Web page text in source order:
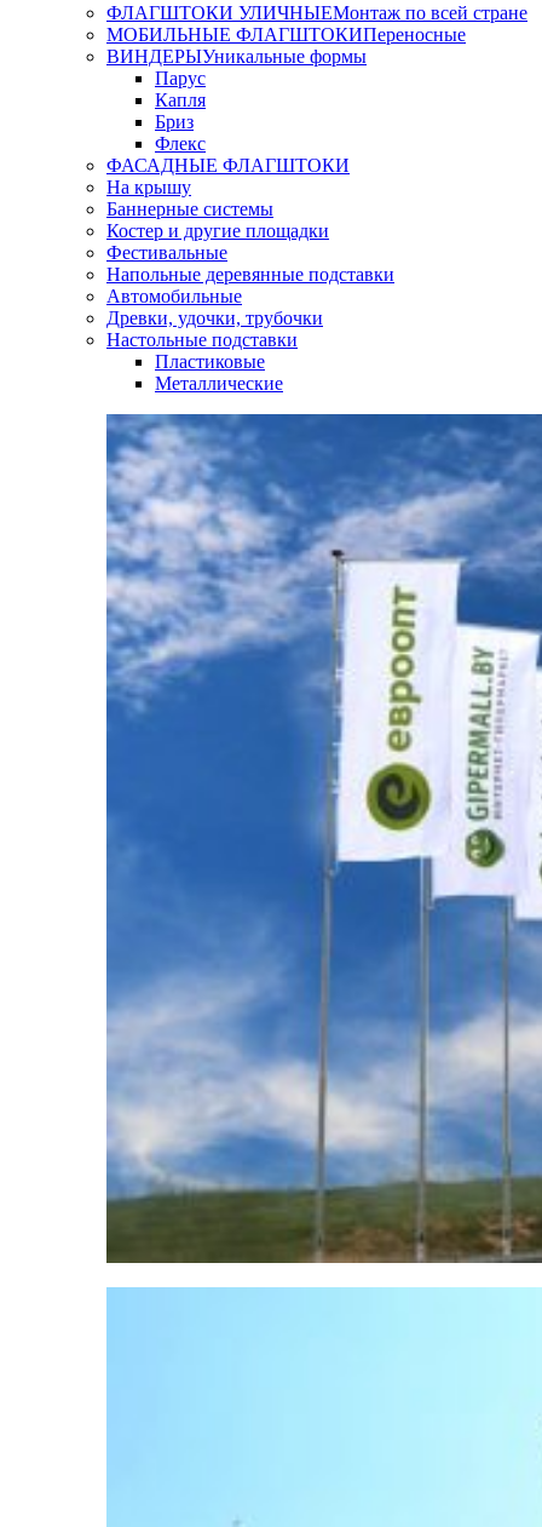
ФЛАГШТОКИ УЛИЧНЫЕМонтаж по всей стране
МОБИЛЬНЫЕ ФЛАГШТОКИПереносные
ВИНДЕРЫУникальные формы
Парус
Капля
Бриз
Флекс
ФАСАДНЫЕ ФЛАГШТОКИ
На крышу
Баннерные системы
Костер и другие площадки
Фестивальные
Напольные деревянные подставки
Автомобильные
Древки, удочки, трубочки
Настольные подставки
Пластиковые
Металлические